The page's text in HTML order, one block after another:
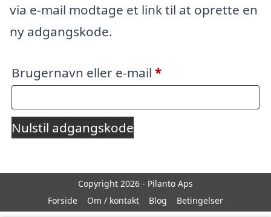
via e-mail modtage et link til at oprette en
ny adgangskode.
Brugernavn eller e-mail *Påkrævet
Nulstil adgangskode
Copyright 2026 - Pilanto Aps
Forside
Om / kontakt Blog Betingelser